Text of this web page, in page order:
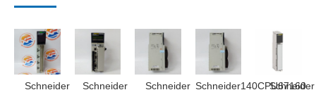
Schneider
Schneider
Schneider Schneider140CPU67160
Schneider